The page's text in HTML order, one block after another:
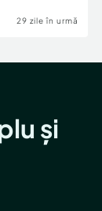
29 zile în urmă
și